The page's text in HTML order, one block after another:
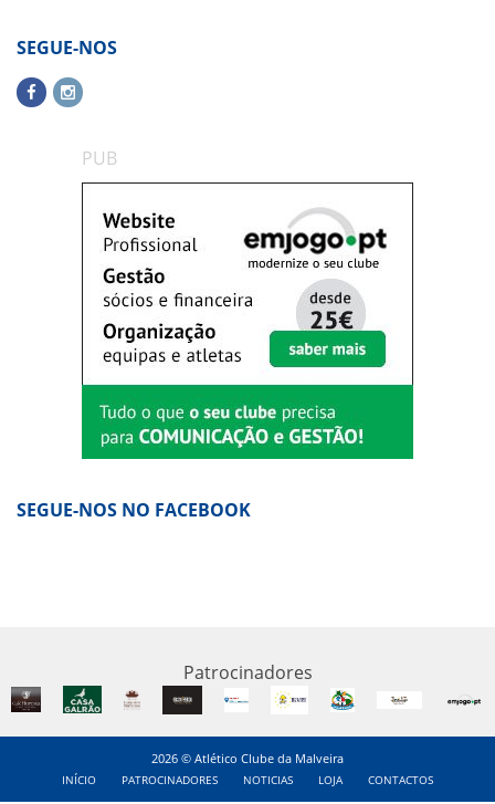
SEGUE-NOS
PUB
SEGUE-NOS NO FACEBOOK
Patrocinadores
2026 © Atlético Clube da Malveira
INÍCIO PATROCINADORES NOTICIAS LOJA CONTACTOS